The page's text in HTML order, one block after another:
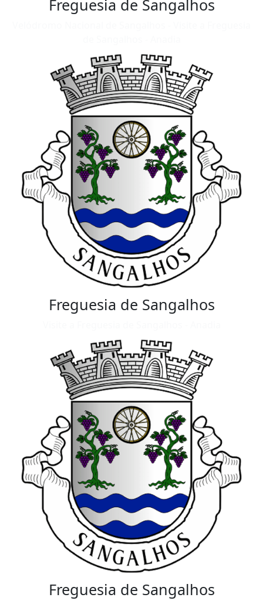
Freguesia de Sangalhos
Freguesia de Sangalhos
Freguesia de Sangalhos